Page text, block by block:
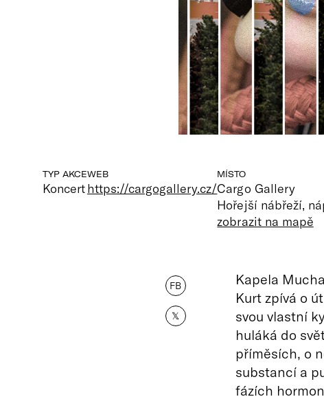
TYP AKCE
Koncert
WEB
https://cargogallery.cz/
MÍSTO
Cargo Gallery
Hořejší nábřeží,
zobrazit na mapě
FB
𝕏
Kapela
Kurt zpívá o
svou vlastní
huláká do
příměsích, o
substancí a
fázích